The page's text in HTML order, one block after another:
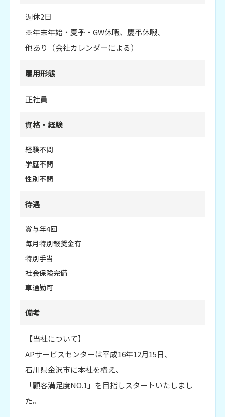
週休2日
※年末年始・夏季・GW休暇、慶弔休暇、
他あり（会社カレンダーによる）
雇用形態
正社員
資格・経験
経験不問
学歴不問
性別不問
待遇
賞与年4回
毎月特別報奨金有
特別手当
社会保険完備
車通勤可
備考
【当社について】
APサービスセンターは平成16年12月15日、
石川県金沢市に本社を構え、
「顧客満足度NO.1」を目指しスタートいたしまし
た。